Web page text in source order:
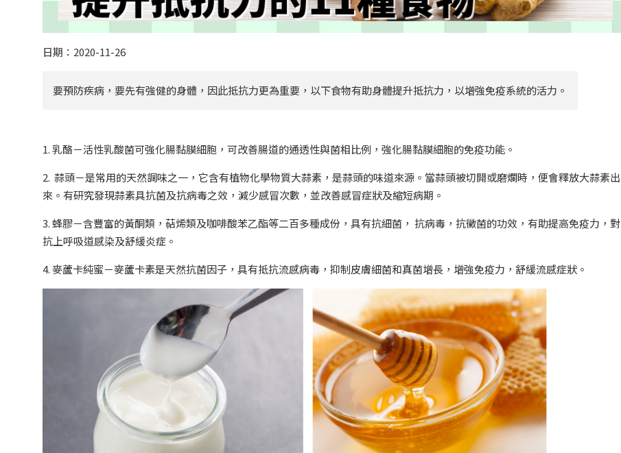
日期：2020-11-26
要預防疾病，要先有強健的身體，因此抵抗力更為重要，以下食物有助身體提升抵抗力，以增強免疫系統的活力。
1. 乳酪－活性乳酸菌可強化腸黏膜細胞，可改善腸道的通透性與菌相比例，強化腸黏膜細胞的免疫功能。
2. 蒜頭－是常用的天然調味之一，它含有植物化學物質大蒜素，是蒜頭的味道來源。當蒜頭被切開或磨爛時，便會釋放大蒜素出
來。有研究發現蒜素具抗菌及抗病毒之效，減少感冒次數，並改善感冒症狀及縮短病期。
3. 蜂膠－含豐富的黃酮類，萜烯類及咖啡酸苯乙酯等二百多種成份，具有抗細菌， 抗病毒，抗黴菌的功效，有助提高免疫力，對
抗上呼吸道感染及舒緩炎症。
4. 麥蘆卡純蜜－麥蘆卡素是天然抗菌因子，具有抵抗流感病毒，抑制皮膚細菌和真菌增長，增強免疫力，舒緩流感症狀。